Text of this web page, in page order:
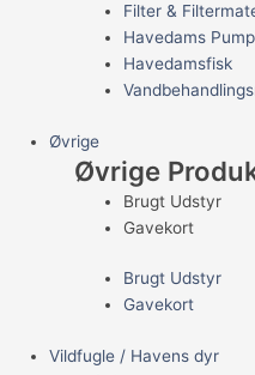
Filter &
Havedams
Havedamsfisk
Øvrige
Øvrige
Brugt Udstyr
Gavekort
Brugt Udstyr
Gavekort
Vildfugle / Havens dyr